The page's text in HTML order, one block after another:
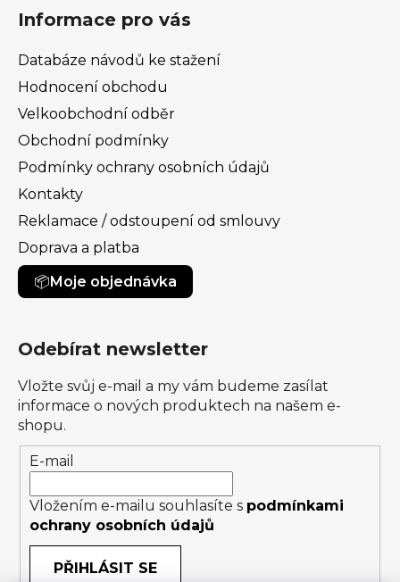
Informace pro vás
Databáze návodů ke stažení
Hodnocení obchodu
Velkoobchodní odběr
Obchodní podmínky
Podmínky ochrany osobních údajů
Kontakty
Reklamace / odstoupení od smlouvy
Doprava a platba
Moje objednávka
Odebírat newsletter
Vložte svůj e-mail a my vám budeme zasílat
informace o nových produktech na našem e-
shopu.
E-mail
Vložením e-mailu souhlasíte s podmínkami
ochrany osobních údajů
PŘIHLÁSIT SE